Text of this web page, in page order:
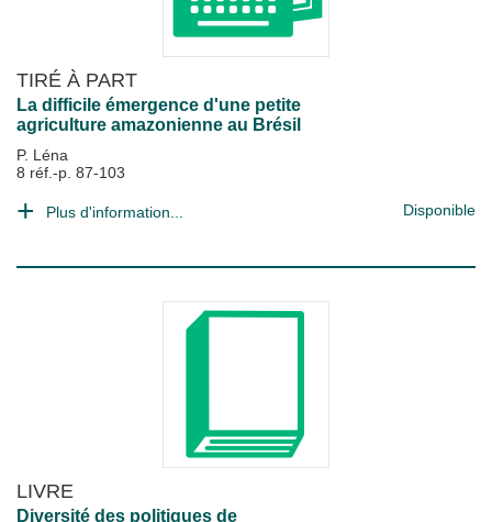
TIRÉ À PART
La difficile émergence d'une petite
agriculture amazonienne au Brésil
P. Léna
8 réf.-p. 87-103
Plus d'information... Disponible
LIVRE
Diversité des politiques de